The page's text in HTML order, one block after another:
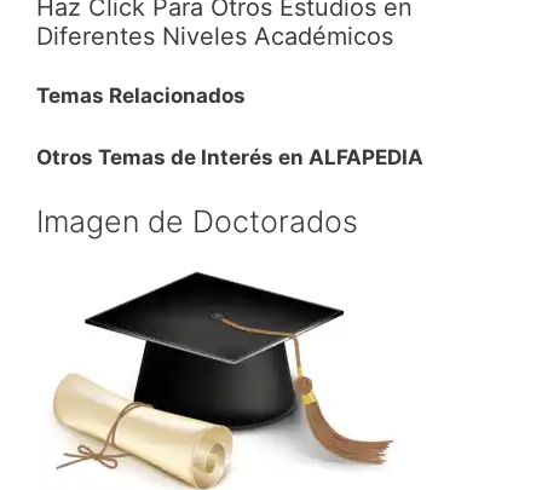
Haz Click Para Otros Estudios en
Diferentes Niveles Académicos
Temas Relacionados
Otros Temas de Interés en ALFAPEDIA
Imagen de Doctorados